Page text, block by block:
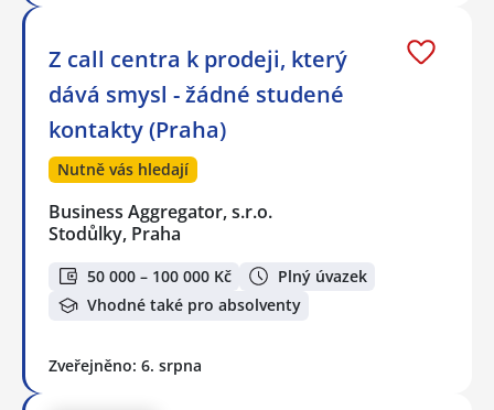
Z call centra k prodeji, který
dává smysl - žádné studené
kontakty (Praha)
Nutně vás hledají
Business Aggregator, s.r.o.
Stodůlky, Praha
50 000 – 100 000 Kč
Plný úvazek
Vhodné také pro absolventy
Zveřejněno: 6. srpna